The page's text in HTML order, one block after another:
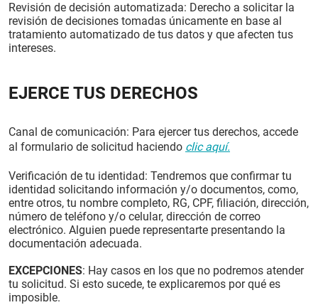
Revisión de decisión automatizada: Derecho a solicitar la
revisión de decisiones tomadas únicamente en base al
tratamiento automatizado de tus datos y que afecten tus
intereses.
EJERCE TUS DERECHOS
Canal de comunicación: Para ejercer tus derechos, accede
al formulario de solicitud haciendo clic aquí.
Verificación de tu identidad: Tendremos que confirmar tu
identidad solicitando información y/o documentos, como,
entre otros, tu nombre completo, RG, CPF, filiación, dirección,
número de teléfono y/o celular, dirección de correo
electrónico. Alguien puede representarte presentando la
documentación adecuada.
EXCEPCIONES: Hay casos en los que no podremos atender
tu solicitud. Si esto sucede, te explicaremos por qué es
imposible.